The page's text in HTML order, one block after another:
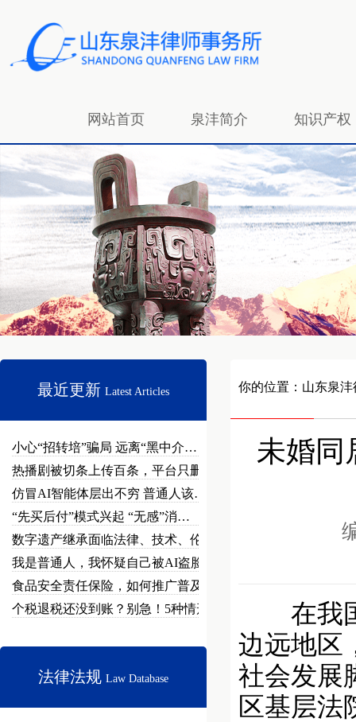
网站首页 泉沣简介 知识产权
招贤纳士
最近更新 Latest Articles
小心“招转培”骗局 远离“黑中介…
热播剧被切条上传百条，平台只删不…
仿冒AI智能体层出不穷 普通人该…
“先买后付”模式兴起 “无感”消…
数字遗产继承面临法律、技术、伦理…
我是普通人，我怀疑自己被AI盗脸…
食品安全责任保险，如何推广普及？
个税退税还没到账？别急！5种情形…
法律法规 Law Database
你的位置： 山东泉
未婚同
在我国
边远地区
社会发展
区基层法